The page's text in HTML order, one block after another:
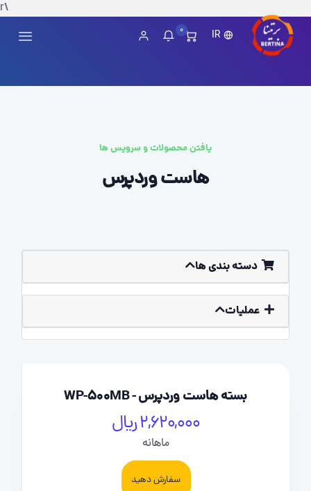
\r
IR
0
یافتن محصولات و سرویس ها
هاست وردپرس
دسته بندی ها
عملیات
بسته هاست وردپرس - WP-500MB
2,620,000 ریال
ماهانه
سفارش دهید